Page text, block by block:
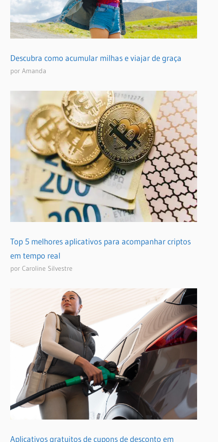
Descubra como acumular milhas e viajar de graça
por Amanda
Top 5 melhores aplicativos para acompanhar criptos
em tempo real
por Caroline Silvestre
Aplicativos gratuitos de cupons de desconto em